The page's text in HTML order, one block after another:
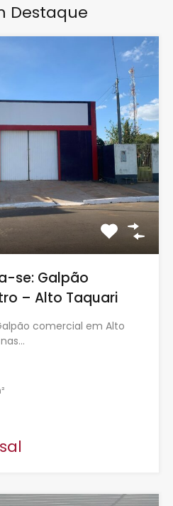
Destaque
se: Galpão
– Alto Taquari
comercial em Alto